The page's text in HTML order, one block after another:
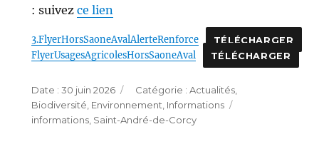
: suivez ce lien
3.FlyerHorsSaoneAvalAlerteRenforce TÉLÉCHARGER
FlyerUsagesAgricolesHorsSaoneAval TÉLÉCHARGER
Publié
le
30 juin 2026 Catégories
Actualités,
Biodiversité, Environnement, Informations
informations, Saint-André-de-Corcy